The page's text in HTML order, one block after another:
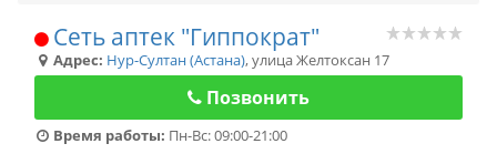
Сеть аптек "Гиппократ"
Адрес: Нур-Султан (Астана),улица Желтоксан 17
Позвонить
Время работы: Пн-Вс: 09:00-21:00